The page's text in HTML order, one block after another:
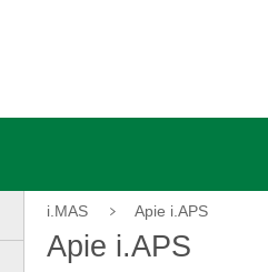
i.MAS Apie i.APS
Apie i.APS